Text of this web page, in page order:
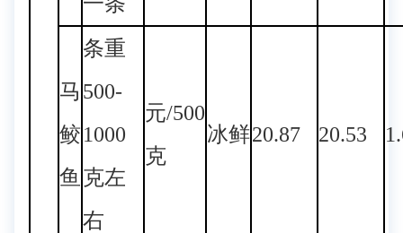
马
鲛
鱼
条重
500-
1000
克左
右
元/500
克
冰鲜20.87 20.53